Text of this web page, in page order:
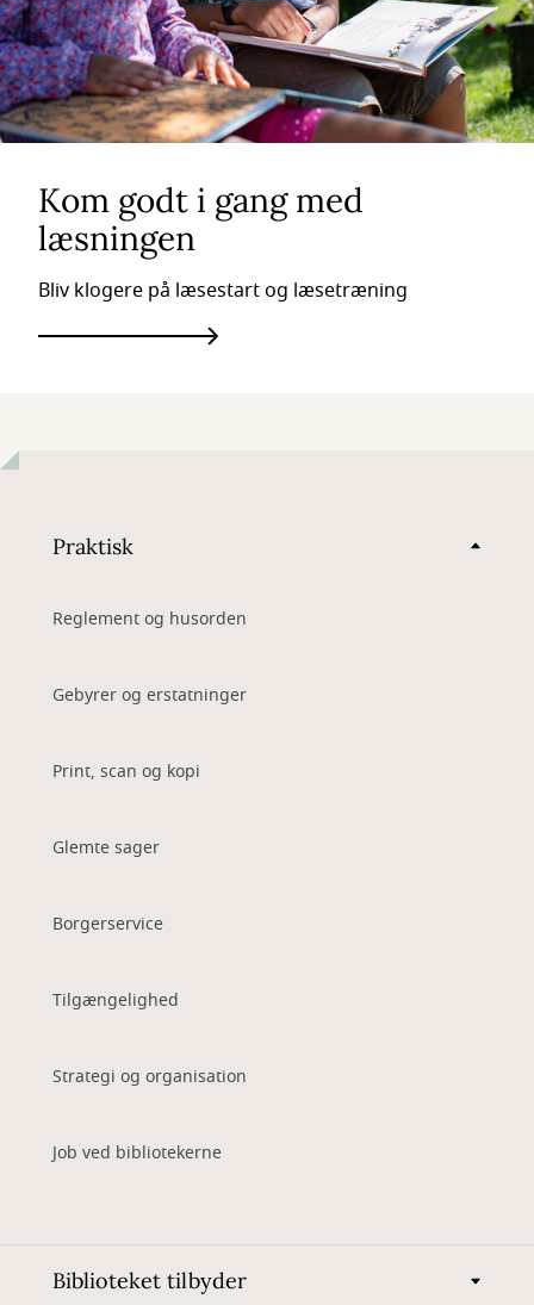
Kom godt i gang med
læsningen
Bliv klogere på læsestart og læsetræning
Praktisk
Reglement og husorden
Gebyrer og erstatninger
Print, scan og kopi
Glemte sager
Borgerservice
Tilgængelighed
Strategi og organisation
Job ved bibliotekerne
Biblioteket tilbyder